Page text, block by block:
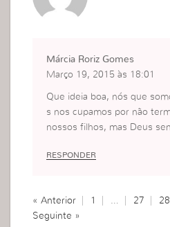
Márcia Roriz Gomes
Março 19, 2015 às 18:01
Que ideia boa, nós que
s nos cupamos por não
nossos filhos, mas Deus
RESPONDER
« Anterior 1 … 27 28
Seguinte »